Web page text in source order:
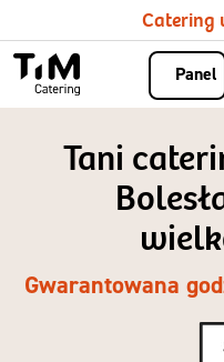
Catering
Panel
Tani
Gwarantowana